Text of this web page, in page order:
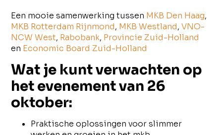
Een mooie samenwerking tussen MKB Den Haag,
MKB Rotterdam Rijnmond, MKB Westland,VNO-
NCW West, Rabobank, Provincie Zuid-Holland
en Economic Board Zuid-Holland
Wat je kunt verwachten op
het evenement van 26
oktober:
Praktische oplossingen voor slimmer